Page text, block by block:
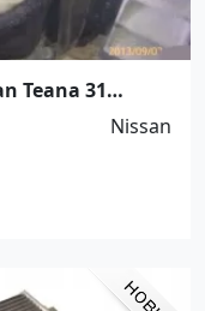
Teana 31
Nissan